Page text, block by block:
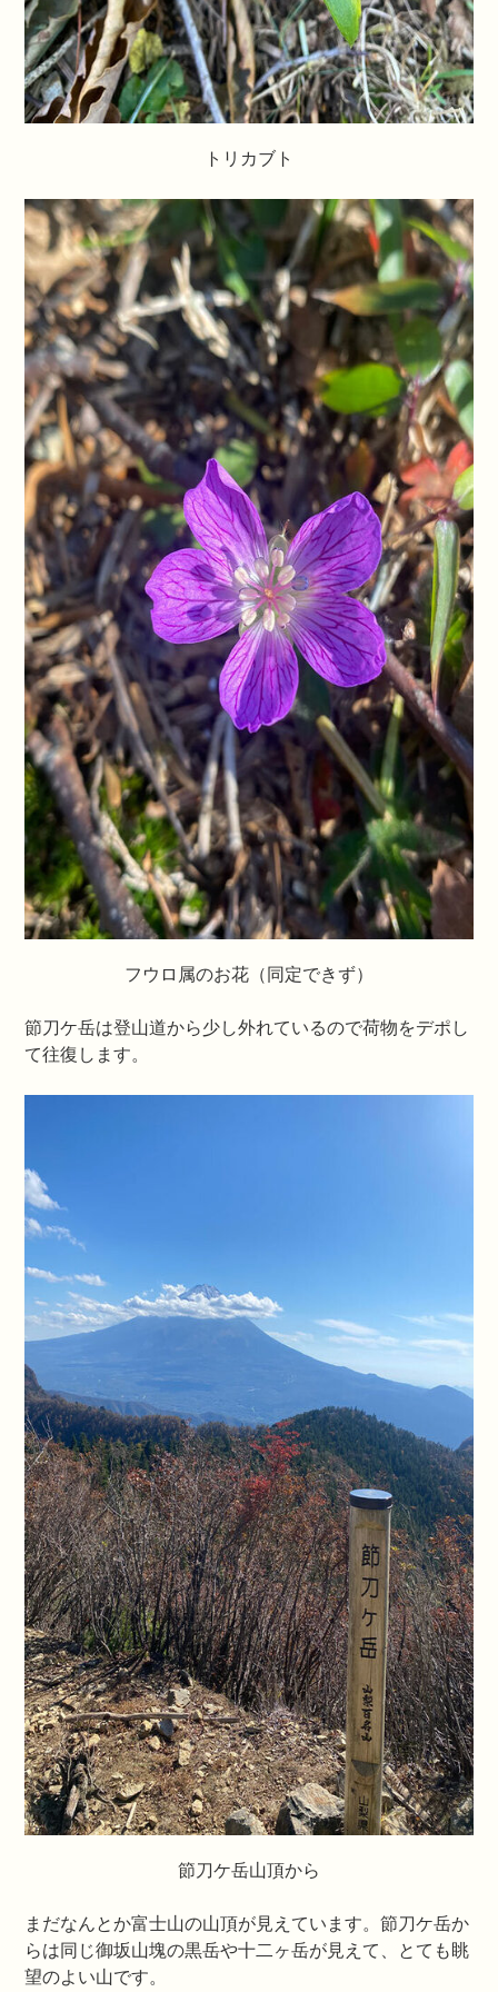
トリカブト
フウロ属のお花（同定できず）
節刀ケ岳は登山道から少し外れているので荷物をデポし
て往復します。
節刀ケ岳山頂から
まだなんとか富士山の山頂が見えています。節刀ケ岳か
らは同じ御坂山塊の黒岳や十二ヶ岳が見えて、とても眺
望のよい山です。